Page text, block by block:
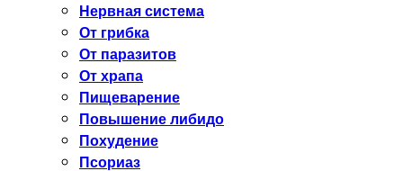
Нервная система
От грибка
От паразитов
От храпа
Пищеварение
Повышение либидо
Похудение
Псориаз